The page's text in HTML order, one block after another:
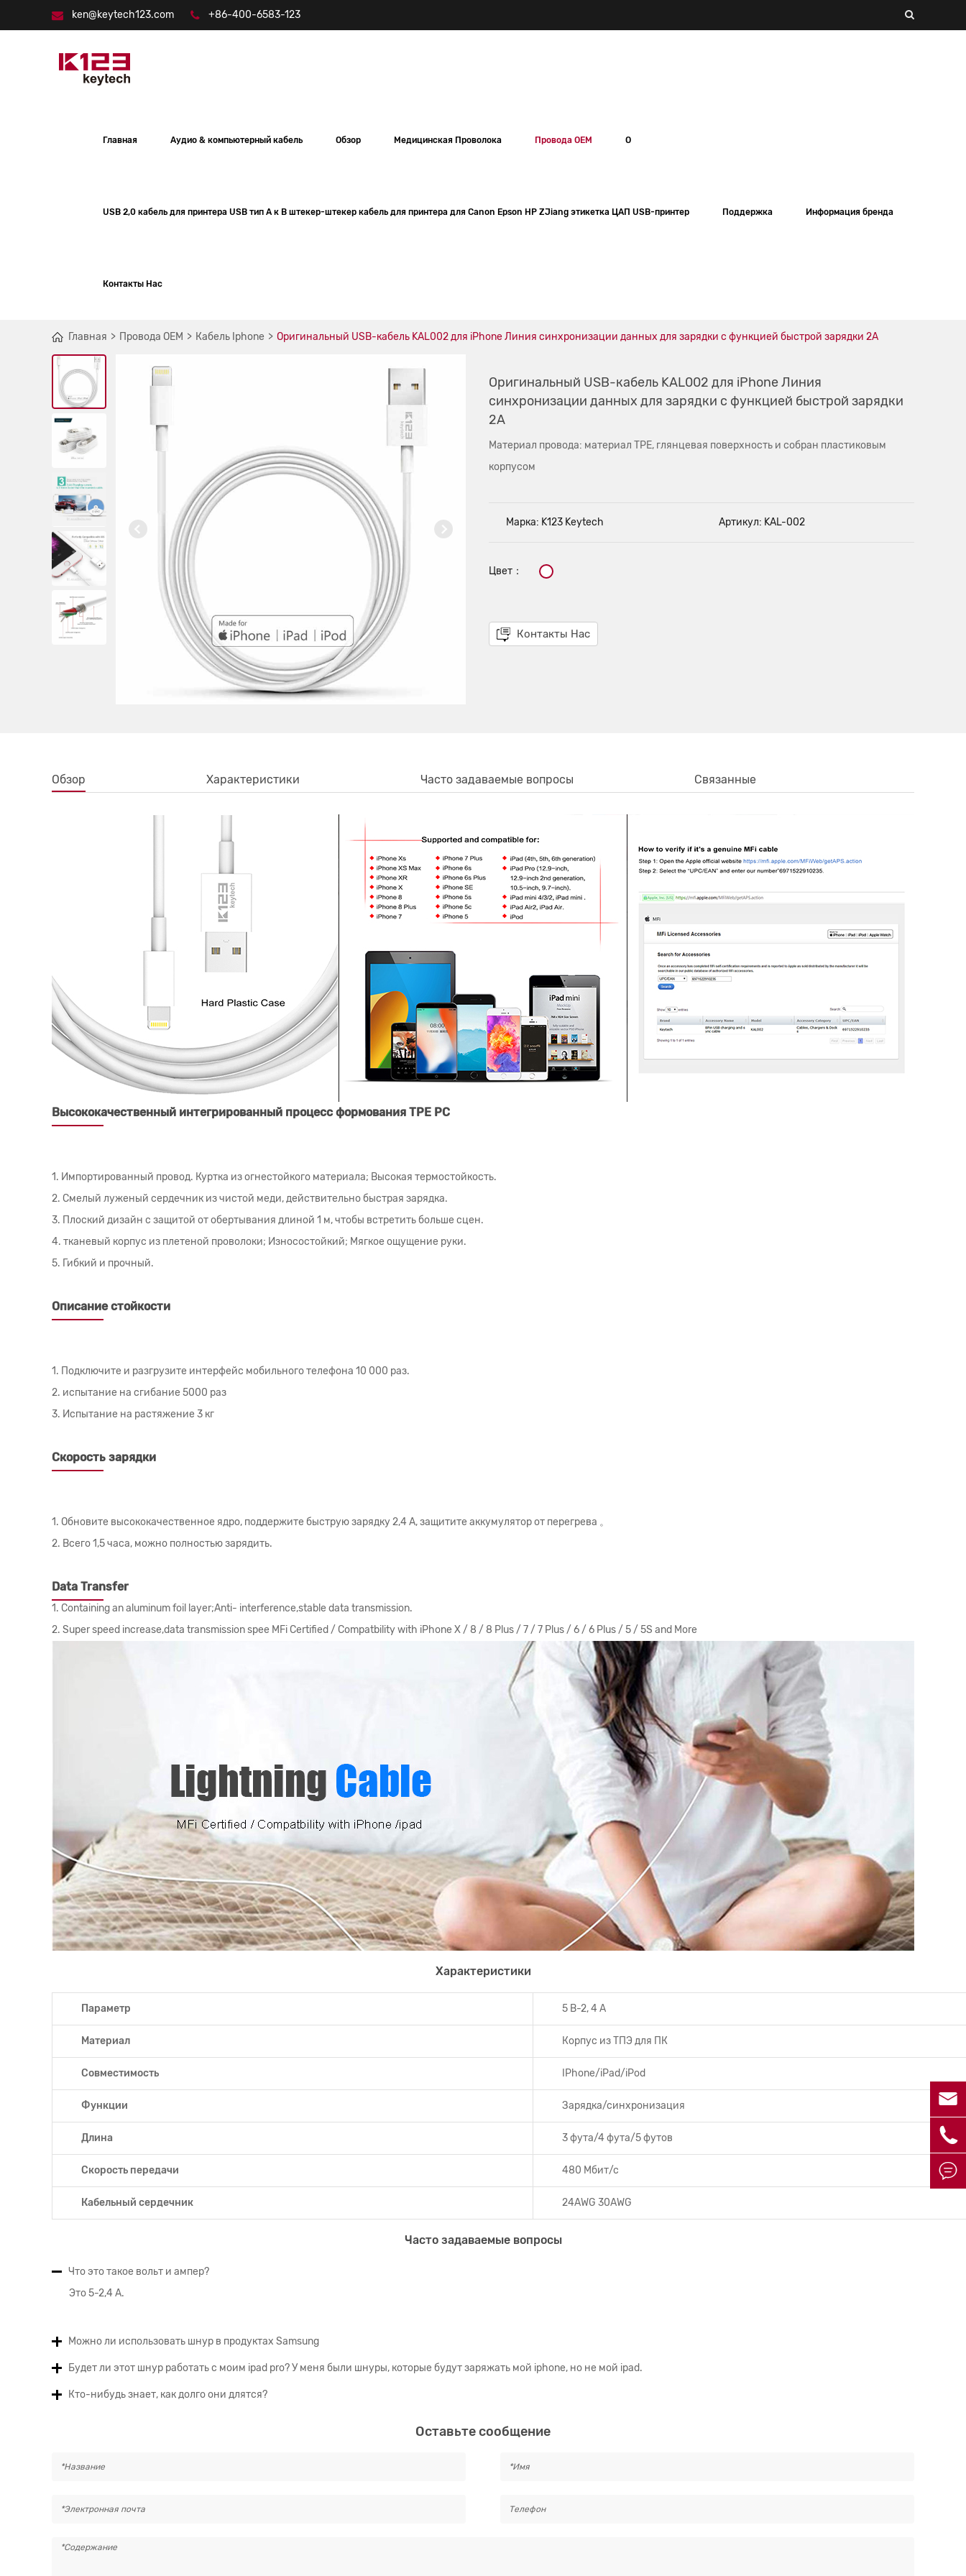
ken@keytech123.com +86-400-6583-123
Главная Аудио & компьютерный кабель Обзор Медицинская Проволока Провода OEM О
USB 2,0 кабель для принтера USB тип A к B штекер-штекер кабель для принтера для Canon Epson HP ZJiang этикетка ЦАП USB-принтер Поддержка Информация бренда
Контакты Нас
Главная Провода OEM Кабель Iphone Оригинальный USB-кабель KAL002 для iPhone Линия синхронизации данных для зарядки с функцией быстрой зарядки 2A
Оригинальный USB-кабель KAL002 для iPhone Линия
синхронизации данных для зарядки с функцией быстрой зарядки
2A
Материал провода: материал TPE, глянцевая поверхность и собран пластиковым
корпусом
Марка: K123 Keytech Артикул: KAL-002
Цвет：
Контакты Нас
Обзор Характеристики Часто задаваемые вопросы Связанные
Высококачественный интегрированный процесс формования TPE PC
1. Импортированный провод. Куртка из огнестойкого материала; Высокая термостойкость.
2. Смелый луженый сердечник из чистой меди, действительно быстрая зарядка.
3. Плоский дизайн с защитой от обертывания длиной 1 м, чтобы встретить больше сцен.
4. тканевый корпус из плетеной проволоки; Износостойкий; Мягкое ощущение руки.
5. Гибкий и прочный.
Описание стойкости
1. Подключите и разгрузите интерфейс мобильного телефона 10 000 раз.
2. испытание на сгибание 5000 раз
3. Испытание на растяжение 3 кг
Скорость зарядки
1. Обновите высококачественное ядро, поддержите быструю зарядку 2,4 А, защитите аккумулятор от перегрева 。
2. Всего 1,5 часа, можно полностью зарядить.
Data Transfer
1. Containing an aluminum foil layer;Anti- interference,stable data transmission.
2. Super speed increase,data transmission spee MFi Certified / Compatbility with iPhone X / 8 / 8 Plus / 7 / 7 Plus / 6 / 6 Plus / 5 / 5S and More
Характеристики
Параметр 5 В-2, 4 А
Материал Корпус из ТПЭ для ПК
Совместимость IPhone/iPad/iPod
Функции Зарядка/синхронизация
Длина 3 фута/4 фута/5 футов
Скорость передачи 480 Мбит/с
Кабельный сердечник 24AWG 30AWG
Часто задаваемые вопросы
Что это такое вольт и ампер?
Это 5-2,4 А.
Можно ли использовать шнур в продуктах Samsung
Будет ли этот шнур работать с моим ipad pro? У меня были шнуры, которые будут заряжать мой iphone, но не мой ipad.
Кто-нибудь знает, как долго они длятся?
Оставьте сообщение


